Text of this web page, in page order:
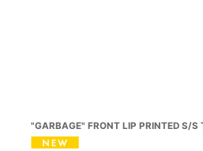
"GARBAGE" FRONT LIP PRINTED S/S